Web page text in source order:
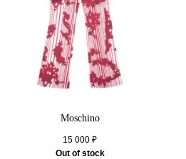
Moschino
15 000 ₽
Out of stock